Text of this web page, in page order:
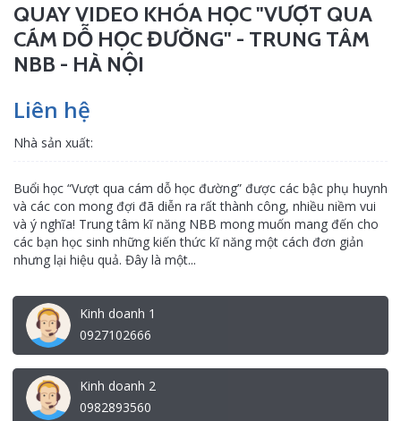
QUAY VIDEO KHÓA HỌC "VƯỢT QUA
CÁM DỖ HỌC ĐƯỜNG" - TRUNG TÂM
NBB - HÀ NỘI
Liên hệ
Nhà sản xuất:
Buổi học “Vượt qua cám dỗ học đường” được các bậc phụ huynh
và các con mong đợi đã diễn ra rất thành công, nhiều niềm vui
và ý nghĩa! Trung tâm kĩ năng NBB mong muốn mang đến cho
các bạn học sinh những kiến thức kĩ năng một cách đơn giản
nhưng lại hiệu quả. Đây là một...
Kinh doanh 1
0927102666
Kinh doanh 2
0982893560